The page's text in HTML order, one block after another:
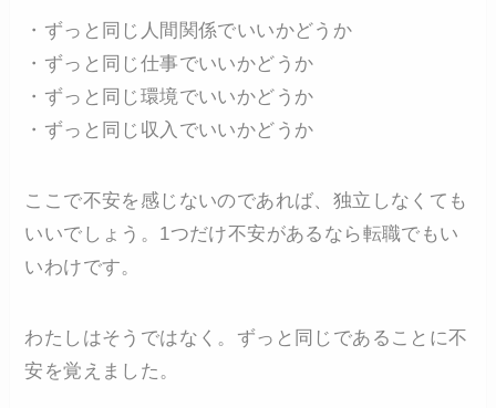
・ずっと同じ人間関係でいいかどうか
・ずっと同じ仕事でいいかどうか
・ずっと同じ環境でいいかどうか
・ずっと同じ収入でいいかどうか
ここで不安を感じないのであれば、独立しなくても
いいでしょう。1つだけ不安があるなら転職でもい
いわけです。
わたしはそうではなく。ずっと同じであることに不
安を覚えました。